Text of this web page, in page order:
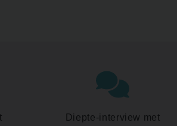
Diepte-interview met